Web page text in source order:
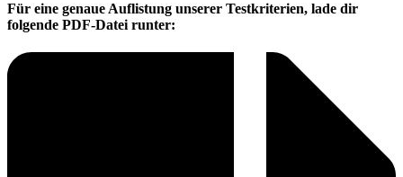
Für eine genaue Auflistung unserer Testkriterien, lade dir
folgende PDF-Datei runter: